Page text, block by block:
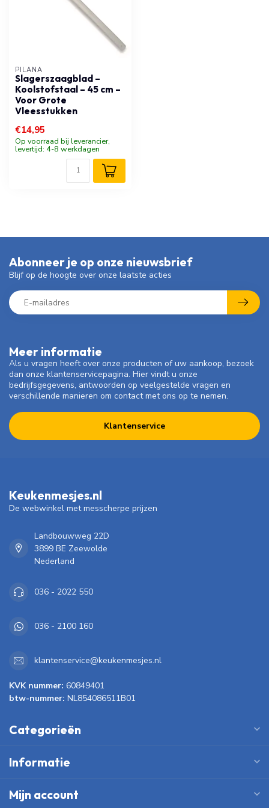
PILANA
Slagerszaagblad –
Koolstofstaal – 45 cm –
Voor Grote
Vleesstukken
€14,95
Op voorraad bij leverancier,
levertijd: 4-8 werkdagen
Meer informatie
Als u vragen heeft over onze producten of uw aankoop, bezoek
dan onze klantenservicepagina. Hier vindt u onze
bedrijfsgegevens, antwoorden op veelgestelde vragen en
verschillende manieren om contact met ons op te nemen.
Klantenservice
Abonneer je op onze nieuwsbrief
Blijf op de hoogte over onze laatste acties
Keukenmesjes.nl
De webwinkel met messcherpe prijzen
Landbouwweg 22D
3899 BE Zeewolde
Nederland
036 - 2022 550
036 - 2100 160
klantenservice@keukenmesjes.nl
KVK nummer: 60849401
btw-nummer: NL854086511B01
Categorieën
Informatie
Mijn account